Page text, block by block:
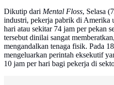
Dikutip dari Mental Floss, Selasa
industri, pekerja pabrik di Amerika
hari atau sekitar 74 jam per pekan
tersebut dinilai sangat
mengandalkan tenaga fisik. Pada
mengeluarkan perintah eksekutif
10 jam per hari bagi pekerja di